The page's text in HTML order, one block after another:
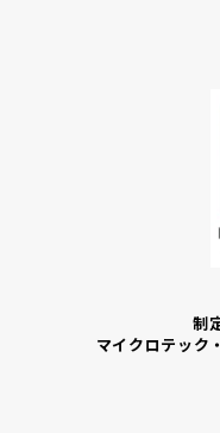
制
マイクロテッ